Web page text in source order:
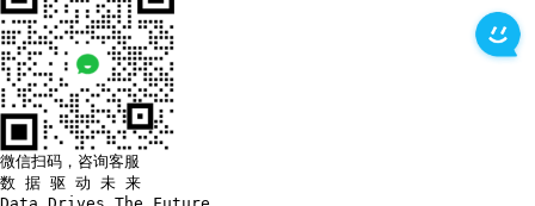
微信扫码，咨询客服
数 据 驱 动 未 来
Data Drives The Future